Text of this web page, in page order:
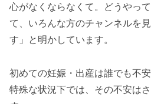
心がなくならなくて。どうやっ
て、いろんな方のチャンネルを
す」と明かしています。
初めての妊娠・出産は誰でも不
特殊な状況下では、その不安は